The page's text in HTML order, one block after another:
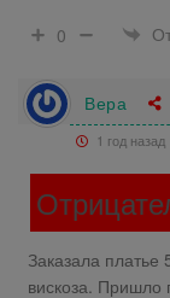
0
Вера
1 год назад
Заказала
вискоза. Пришло